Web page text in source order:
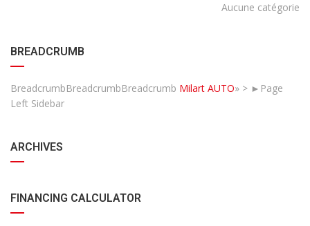
Aucune catégorie
BREADCRUMB
BreadcrumbBreadcrumbBreadcrumb Milart AUTO» > ► Page
Left Sidebar
ARCHIVES
FINANCING CALCULATOR